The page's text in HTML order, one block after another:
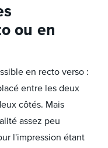
ou en
en recto verso :
entre les deux
côtés. Mais
assez peu
l'impression étant